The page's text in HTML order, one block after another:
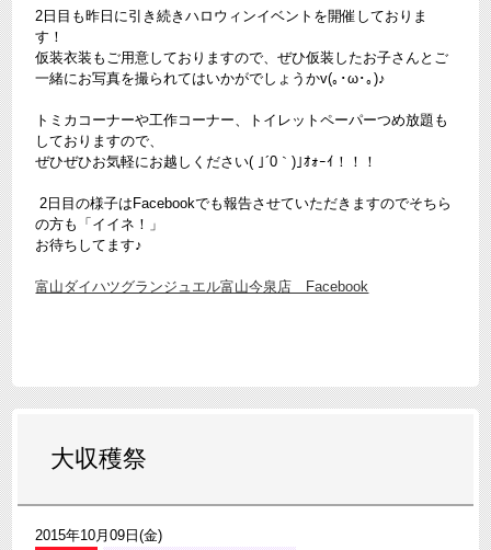
2日目も昨日に引き続きハロウィンイベントを開催しておりま
す！
仮装衣装もご用意しておりますので、ぜひ仮装したお子さんとご
一緒にお写真を撮られてはいかがでしょうかv(｡･ω･｡)♪
トミカコーナーや工作コーナー、トイレットペーパーつめ放題も
しておりますので、
ぜひぜひお気軽にお越しください( ｣´0｀)｣ｵｫｰｲ！！！
2日目の様子はFacebookでも報告させていただきますのでそちら
の方も「イイネ！」
お待ちしてます♪
富山ダイハツグランジュエル富山今泉店 Facebook
大収穫祭
2015年10月09日(金)